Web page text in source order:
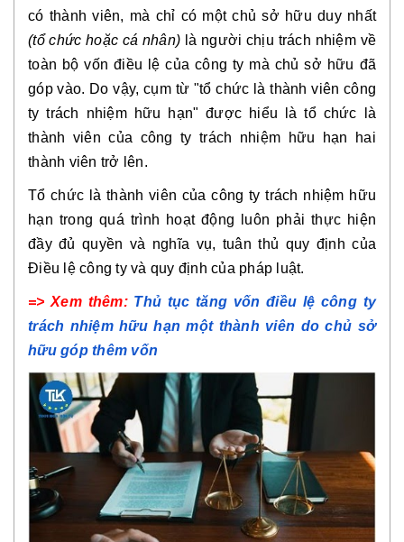
có thành viên, mà chỉ có một chủ sở hữu duy nhất
(tổ chức hoặc cá nhân) là người chịu trách nhiệm về
toàn bộ vốn điều lệ của công ty mà chủ sở hữu đã
góp vào. Do vậy, cụm từ "tổ chức là thành viên công
ty trách nhiệm hữu hạn" được hiểu là tổ chức là
thành viên của công ty trách nhiệm hữu hạn hai
thành viên trở lên.
Tổ chức là thành viên của công ty trách nhiệm hữu
hạn trong quá trình hoạt động luôn phải thực hiện
đầy đủ quyền và nghĩa vụ, tuân thủ quy định của
Điều lệ công ty và quy định của pháp luật.
=> Xem thêm: Thủ tục tăng vốn điều lệ công ty
trách nhiệm hữu hạn một thành viên do chủ sở
hữu góp thêm vốn